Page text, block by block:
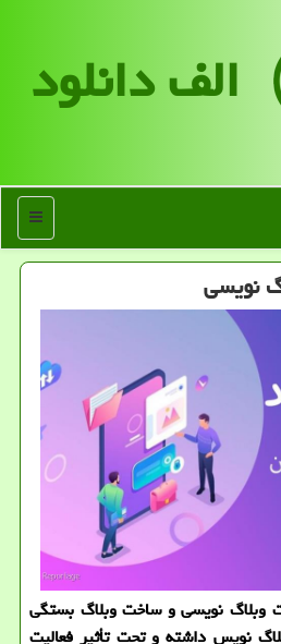
الف دانلود
منو
نویسی
وبلاگ نویسی و ساخت وبلاگ بستگی
نویس داشته و تحت تأثیر فعالیت